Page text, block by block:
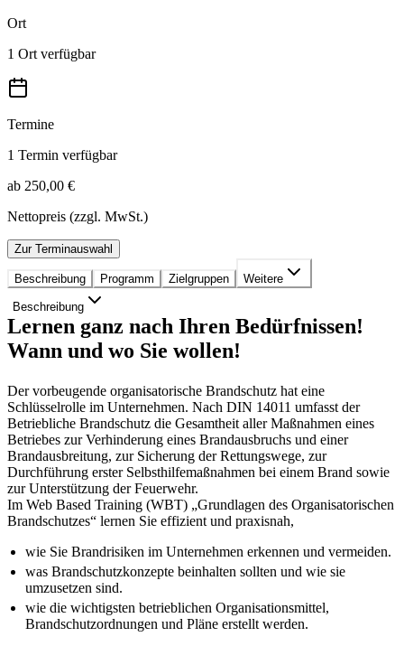
Ort
1 Ort verfügbar
Termine
1 Termin verfügbar
ab 250,00 €
Nettopreis (zzgl. MwSt.)
Zur Terminauswahl
Beschreibung Programm Zielgruppen Weitere
Beschreibung
Lernen ganz nach Ihren Bedürfnissen!
Wann und wo Sie wollen!
Der vorbeugende organisatori­sche Brandschutz hat eine
Schlüsselrolle im Unternehmen. Nach DIN 14011 umfasst der
Betriebliche Brandschutz die Gesamtheit aller Maßnahmen eines
Betrie­bes zur Verhinderung eines Brandausbruchs und einer
Brandausbreitung, zur Sicherung der Rettungswege, zur
Durchführung erster Selbsthilfemaßnahmen bei einem Brand sowie
zur Unterstützung der Feuerwehr.
Im Web Based Training (WBT) „Grundlagen des Organisatorischen
Brandschutzes“ lernen Sie effizient und praxisnah,
wie Sie Brandrisiken im Unternehmen erkennen und vermeiden.
was Brandschutzkonzepte beinhalten sollten und wie sie
umzusetzen sind.
wie die wichtigsten betrieblichen Organisationsmittel,
Brandschutzordnungen und Pläne erstellt werden.